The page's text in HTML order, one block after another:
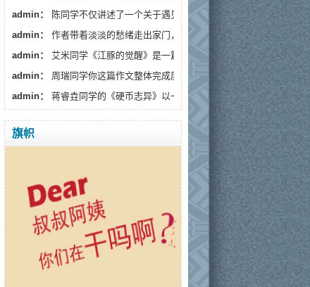
admin：
陈同学不仅讲述了一个关于遇见流浪狗的故事...
admin：
作者带着淡淡的愁绪走出家门，趁着月色出来散...
admin：
艾米同学《江豚的觉醒》是一篇情感细腻、寓意深...
admin：
周瑞同学你这篇作文整体完成度较高，情感真挚...
admin：
蒋睿垚同学的《硬币志异》以一枚假币的奇幻旅...
旗帜